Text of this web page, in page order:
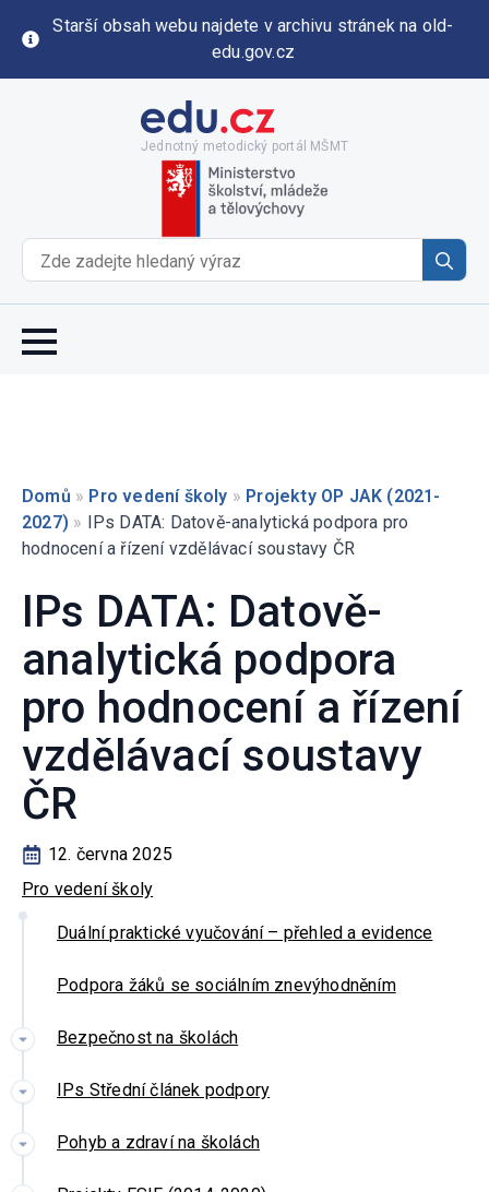
Starší obsah webu najdete v archivu stránek na old-
edu.gov.cz
Jednotný metodický portál MŠMT
for:
Domů » Pro vedení školy » Projekty OP JAK (2021-
2027) » IPs DATA: Datově-analytická podpora pro
hodnocení a řízení vzdělávací soustavy ČR
IPs DATA: Datově-
analytická podpora
pro hodnocení a řízení
vzdělávací soustavy
ČR
12. června 2025
Pro vedení školy
Duální praktické vyučování – přehled a evidence
Podpora žáků se sociálním znevýhodněním
Bezpečnost na školách
IPs Střední článek podpory
Pohyb a zdraví na školách